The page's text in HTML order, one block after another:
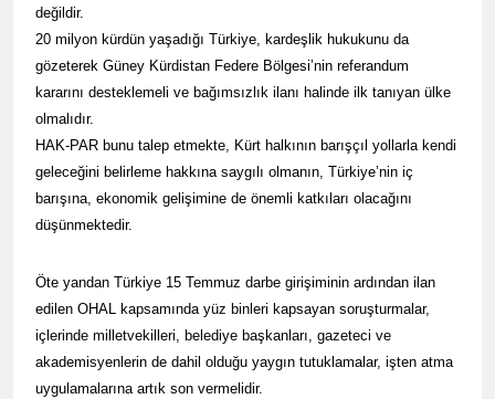
yaptığı konuşma:
KURDİSTANÊ KADIN
MECLİSİ ÜYELERİ İLE
GÖRÜŞTÜ
HAK-PAR KADIN HEYETİ
ALAKAD’I ZİYARET ETTİ.
1 Yıl Ago
Kurdistan24 te Cemal
Batun’un konuğu oldu.
HAK-PAR PM üyesi
Siracettin Sarı; Almanya-
konferans verdi.
Seracettin Sarı, 06.04.2025
tarihin de Almanya’nın
Bottrop kendinden sonra,
Hamburg kentinde de
”Ortadoğu, Kürtler ve Yeni
Dönem Stratejileri” üzerine
1 Yıl Ago
HAK-PAR Genel başkanı
Meclise davet edildi.
1 Yıl Ago
değildir.
20 milyon kürdün yaşadığı Türkiye, kardeşlik hukukunu da
gözeterek Güney Kürdistan Federe Bölgesi’nin referandum
kararını desteklemeli ve bağımsızlık ilanı halinde ilk tanıyan ülke
olmalıdır.
HAK-PAR bunu talep etmekte, Kürt halkının barışçıl yollarla kendi
geleceğini belirleme hakkına saygılı olmanın, Türkiye’nin iç
barışına, ekonomik gelişimine de önemli katkıları olacağını
düşünmektedir.
Öte yandan Türkiye 15 Temmuz darbe girişiminin ardından ilan
edilen OHAL kapsamında yüz binleri kapsayan soruşturmalar,
içlerinde milletvekilleri, belediye başkanları, gazeteci ve
akademisyenlerin de dahil olduğu yaygın tutuklamalar, işten atma
uygulamalarına artık son vermelidir.